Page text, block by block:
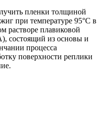
пленки толщиной
при температуре 95°С в
растворе плавиковой
состоящий из основы и
процесса
поверхности реплики